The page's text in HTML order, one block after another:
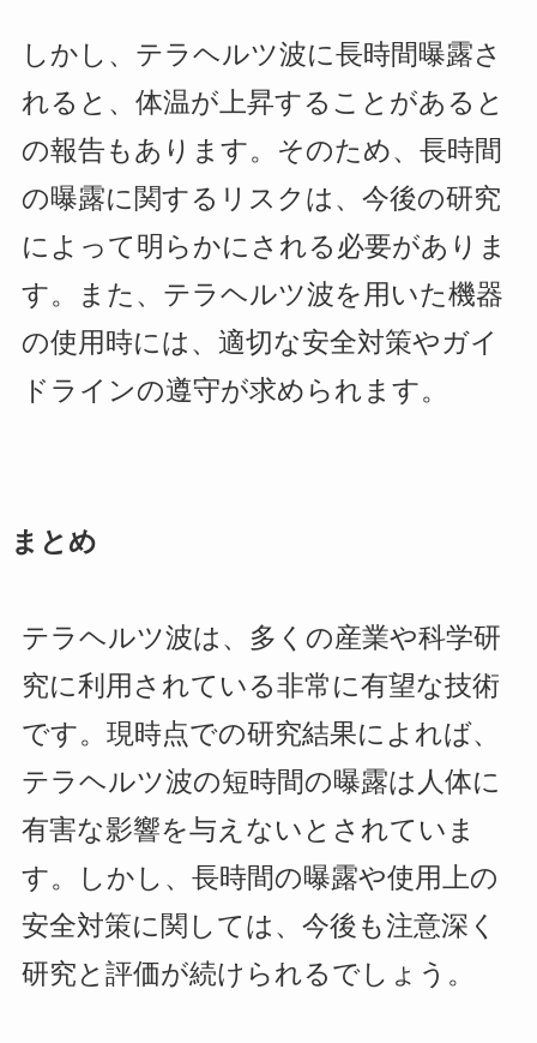
しかし、テラヘルツ波に長時間曝露さ
れると、体温が上昇することがあると
の報告もあります。そのため、長時間
の曝露に関するリスクは、今後の研究
によって明らかにされる必要がありま
す。また、テラヘルツ波を用いた機器
の使用時には、適切な安全対策やガイ
ドラインの遵守が求められます。
まとめ
テラヘルツ波は、多くの産業や科学研
究に利用されている非常に有望な技術
です。現時点での研究結果によれば、
テラヘルツ波の短時間の曝露は人体に
有害な影響を与えないとされていま
す。しかし、長時間の曝露や使用上の
安全対策に関しては、今後も注意深く
研究と評価が続けられるでしょう。